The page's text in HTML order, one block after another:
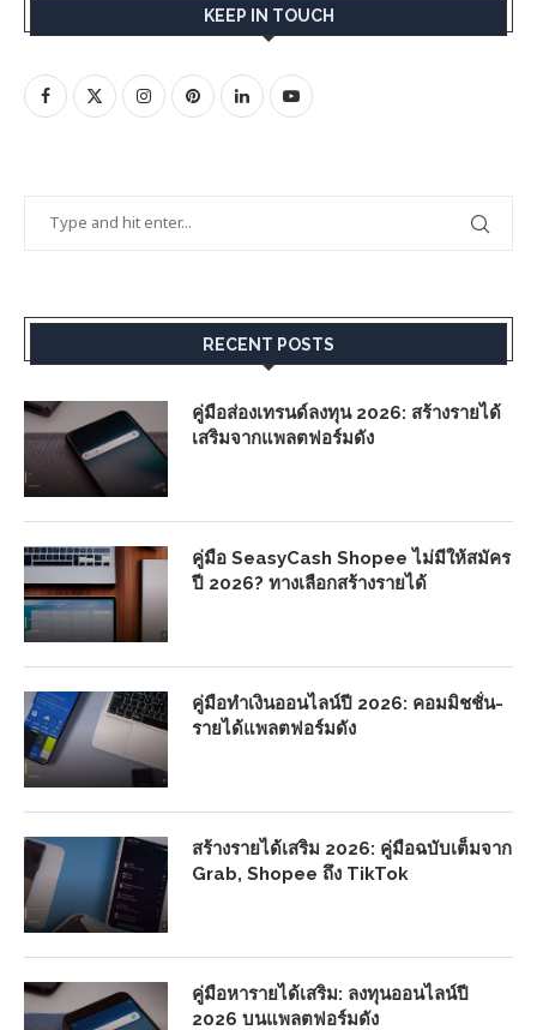
KEEP IN TOUCH
RECENT POSTS
คู่มือส่องเทรนด์ลงทุน 2026: สร้างรายได้
เสริมจากแพลตฟอร์มดัง
คู่มือ SeasyCash Shopee ไม่มีให้สมัคร
ปี 2026? ทางเลือกสร้างรายได้
คู่มือทำเงินออนไลน์ปี 2026: คอมมิชชั่น-
รายได้แพลตฟอร์มดัง
สร้างรายได้เสริม 2026: คู่มือฉบับเต็มจาก
Grab, Shopee ถึง TikTok
คู่มือหารายได้เสริม: ลงทุนออนไลน์ปี
2026 บนแพลตฟอร์มดัง